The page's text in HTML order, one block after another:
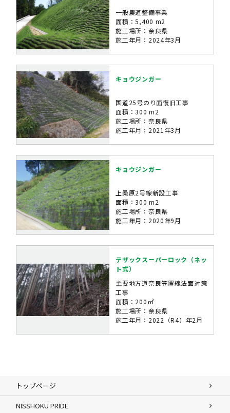
一般農道整備事業
面積：5,400 m2
施工場所：奈良県
施工年月：2024年3月
キョウジンガー
国道25号のり面復旧工事
面積：300 m2
施工場所：奈良県
施工年月：2021年3月
キョウジンガー
上桑原2号線新設工事
面積：300 m2
施工場所：奈良県
施工年月：2020年9月
テザックスーパーロック（ネッ
ト式）
主要地方道奈良笠置線法面対策
工事
面積：200㎡
施工場所：奈良県
施工年月：2022（R4）年2月
トップページ
NISSHOKU PRIDE